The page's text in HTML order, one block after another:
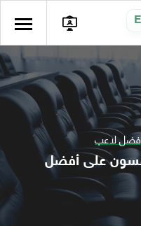
لاعب
على أفضل